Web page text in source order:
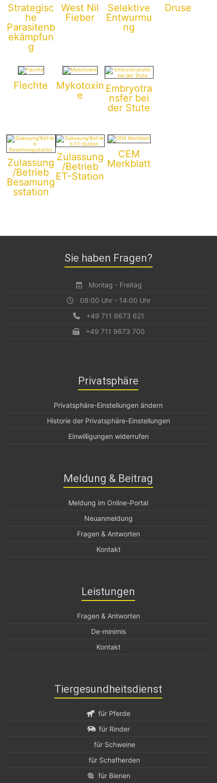
Strategisc
he
Parasitenb
ekämpfun
g
West Nil
Fieber
Selektive
Entwurmu
ng
Druse
Flechte
Mykotoxin
e
Embryotra
nsfer bei
der Stute
Zulassung
/Betrieb
Besamung
sstation
Zulassung
/Betrieb
ET-Station
CEM
Merkblatt
Sie haben Fragen?
Montag - Freitag
08:00 Uhr - 14:00 Uhr
+49 711 9673 621
+49 711 9673 700
Privatsphäre
Privatsphäre-Einstellungen ändern
Historie der Privatsphäre-Einstellungen
Einwilligungen widerrufen
Meldung & Beitrag
Meldung im Online-Portal
Neuanmeldung
Fragen & Antworten
Kontakt
Leistungen
Fragen & Antworten
De-minimis
Kontakt
Tiergesundheitsdienst
für Pferde
für Rinder
für Schweine
für Schafherden
für Bienen